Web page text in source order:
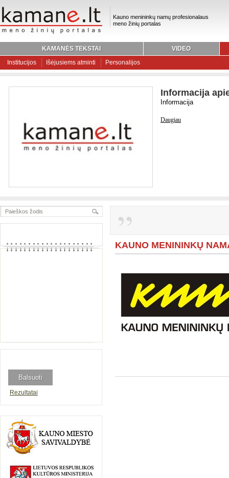
Kauno menininkų namų profesionalaus
meno žinių portalas
KAMANĖS TEKSTAI
VIDEO
Institucijos
Išėjusiems atminti Personalijos
Informacija
Informacija
Daugiau
Rezultatai
KAUNO MENININKŲ